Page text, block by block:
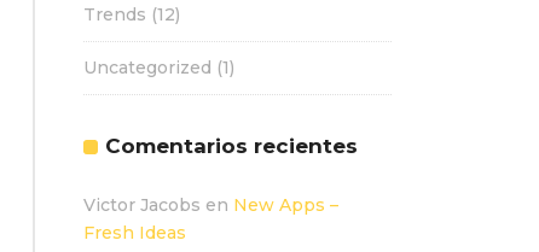
Trends (12)
Uncategorized (1)
Comentarios recientes
Victor Jacobs en New Apps –
Fresh Ideas